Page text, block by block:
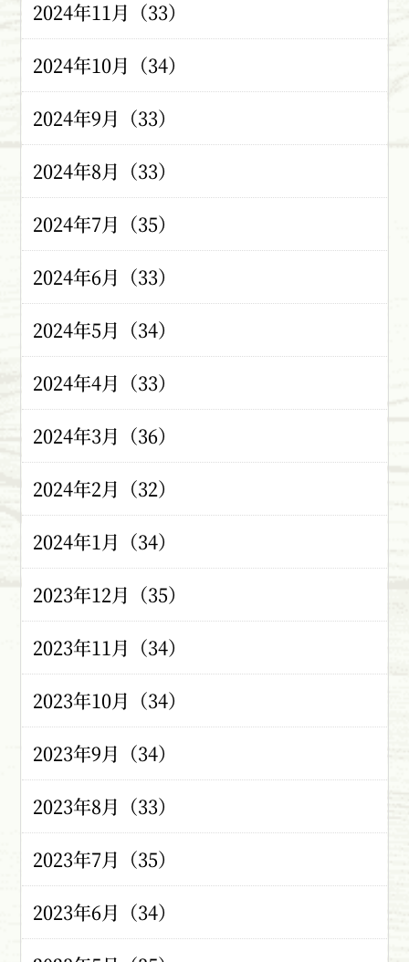
2024年11月（33）
2024年10月（34）
2024年9月（33）
2024年8月（33）
2024年7月（35）
2024年6月（33）
2024年5月（34）
2024年4月（33）
2024年3月（36）
2024年2月（32）
2024年1月（34）
2023年12月（35）
2023年11月（34）
2023年10月（34）
2023年9月（34）
2023年8月（33）
2023年7月（35）
2023年6月（34）